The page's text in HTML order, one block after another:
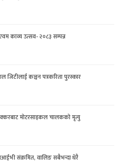
एवम काव्य उत्सव- २०८३ सम्पन्न
जिटीलाई कञ्चन पत्रकरिता पुरस्कार
मोटरसाइकल चालकको मृत्यु
संक्रमित, वालिङ सबैभन्दा धेरै